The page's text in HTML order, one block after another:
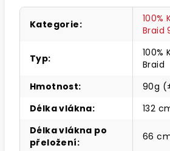
Kategorie:
100%
Braid
Typ:
100%
Braid
Hmotnost:
90g
Délka vlákna:
132
Délka vlákna po
přeložení: 66